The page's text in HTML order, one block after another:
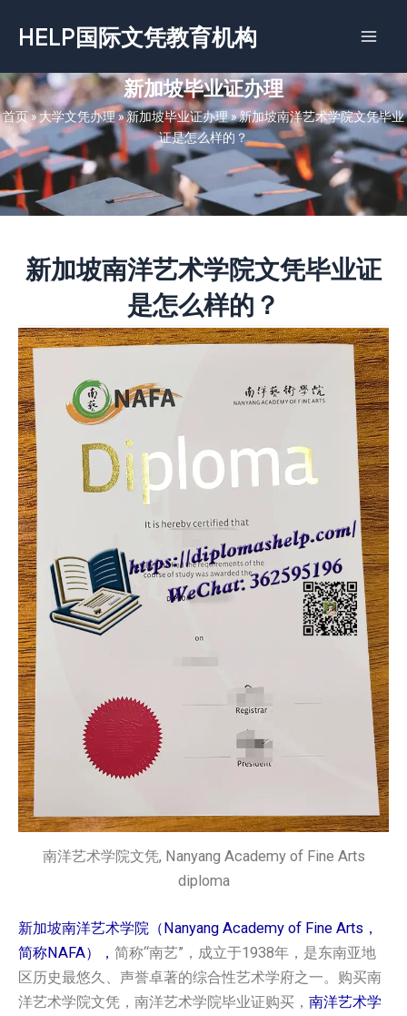
容
HELP国际文凭教育机构
新加坡毕业证办理
首页»大学文凭办理»新加坡毕业证办理»新加坡南洋艺术学院文凭毕业
证是怎么样的？
新加坡南洋艺术学院文凭毕业证
是怎么样的？
南洋艺术学院文凭, Nanyang Academy of Fine Arts
diploma
新加坡南洋艺术学院（Nanyang Academy of Fine Arts，
简称NAFA）， 简称“南艺”，成立于1938年，是东南亚地
区历史最悠久、声誉卓著的综合性艺术学府之一。购买南
洋艺术学院文凭，南洋艺术学院毕业证购买， 南洋艺术学